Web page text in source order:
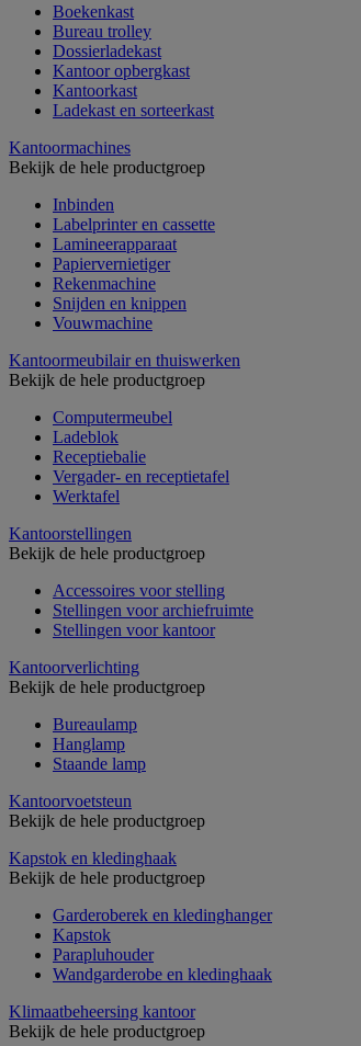
Boekenkast
Bureau trolley
Dossierladekast
Kantoor opbergkast
Kantoorkast
Ladekast en sorteerkast
Kantoormachines
Bekijk de hele productgroep
Inbinden
Labelprinter en cassette
Lamineerapparaat
Papiervernietiger
Rekenmachine
Snijden en knippen
Vouwmachine
Kantoormeubilair en thuiswerken
Bekijk de hele productgroep
Computermeubel
Ladeblok
Receptiebalie
Vergader- en receptietafel
Werktafel
Kantoorstellingen
Bekijk de hele productgroep
Accessoires voor stelling
Stellingen voor archiefruimte
Stellingen voor kantoor
Kantoorverlichting
Bekijk de hele productgroep
Bureaulamp
Hanglamp
Staande lamp
Kantoorvoetsteun
Bekijk de hele productgroep
Kapstok en kledinghaak
Bekijk de hele productgroep
Garderoberek en kledinghanger
Kapstok
Parapluhouder
Wandgarderobe en kledinghaak
Klimaatbeheersing kantoor
Bekijk de hele productgroep